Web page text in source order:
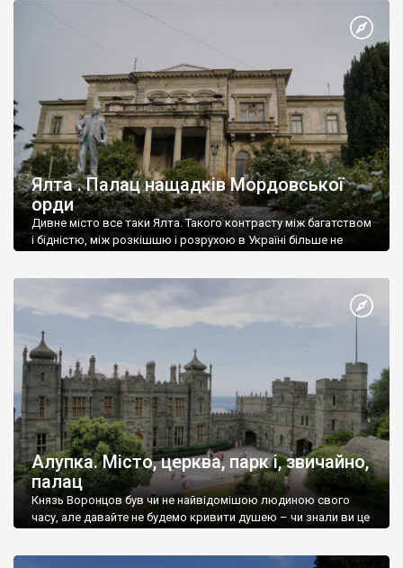
Ялта . Палац нащадків Мордовської
орди
Дивне місто все таки Ялта. Такого контрасту між багатством
і бідністю, між розкішшю і розрухою в Україні більше не
Алупка. Місто, церква, парк і, звичайно,
палац
Князь Воронцов був чи не найвідомішою людиною свого
часу, але давайте не будемо кривити душею – чи знали ви це